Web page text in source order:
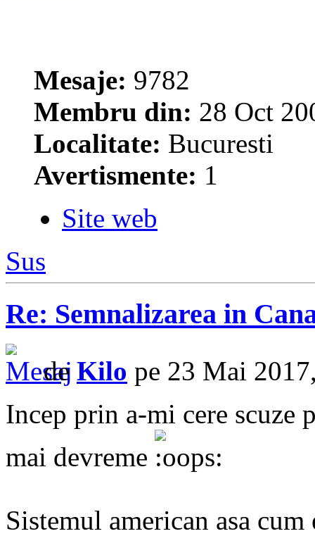
Mesaje: 9782
Membru din: 28 Oct
Localitate: Bucuresti
Avertismente: 1
Site web
Sus
Re: Semnalizarea in
de Kilo pe 23 Mai
Incep prin a-mi cere scuze
mai devreme
Sistemul american asa